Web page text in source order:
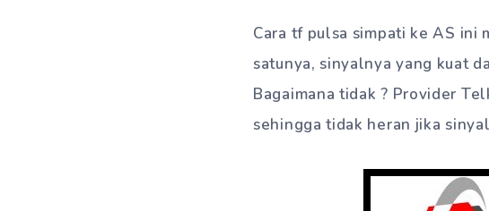
Cara tf pulsa simpati ke AS ini
satunya, sinyalnya yang kuat
Bagaimana tidak ? Provider
sehingga tidak heran jika